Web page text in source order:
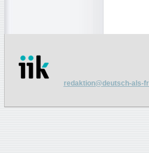
redaktion@deutsch-als-